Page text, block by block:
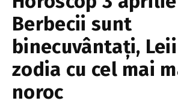
Berbecii sunt
binecuvântaţi,
zodia cu cel mai
noroc